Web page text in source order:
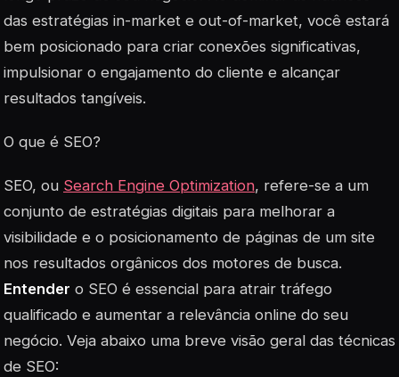
das estratégias in-market e out-of-market, você estará
bem posicionado para criar conexões significativas,
impulsionar o engajamento do cliente e alcançar
resultados tangíveis.
O que é SEO?
SEO, ou Search Engine Optimization, refere-se a um
conjunto de estratégias digitais para melhorar a
visibilidade e o posicionamento de páginas de um site
nos resultados orgânicos dos motores de busca.
Entender o SEO é essencial para atrair tráfego
qualificado e aumentar a relevância online do seu
negócio. Veja abaixo uma breve visão geral das técnicas
de SEO: